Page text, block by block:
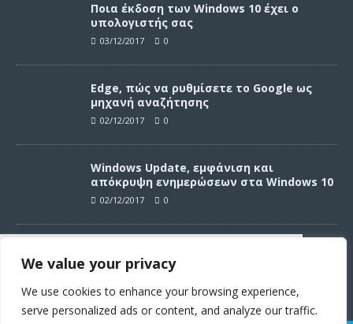
Συνεχίζοντας σε αυτό τον ιστότοπο
αποδέχεστε την χρήση των cookies
σύμφωνα με τους όρους χρήσης.
We value your privacy
We use cookies to enhance your browsing experience,
serve personalized ads or content, and analyze our traffic.
Ποια έκδοση των Windows 10 έχει ο
υπολογιστής σας
03/12/2017 0
Edge, πώς να ρυθμίσετε το Google ως
μηχανή αναζήτησης
02/12/2017 0
Windows Update, εμφάνιση και
απόκρυψη ενημερώσεων στα Windows 10
02/12/2017 0
ενημερώσεων στα Windows 10